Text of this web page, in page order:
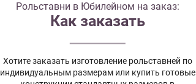
Рольставни в Юбилейном на заказ:
Как заказать
Хотите заказать изготовление рольставней по
индивидуальным размерам или купить готовые